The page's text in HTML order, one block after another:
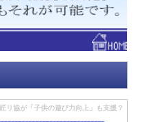
匠リ協が「子供の遊び力向上」も支援？